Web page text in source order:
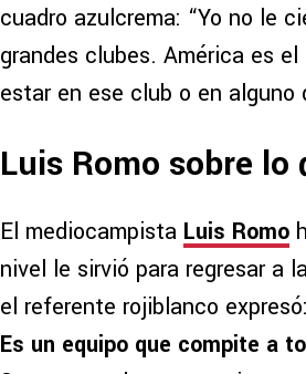
cuadro azulcrema: “Yo no le
grandes clubes. América es
estar en ese club o en
Luis Romo sobre
El mediocampista Luis Romo
nivel le sirvió para regresar a
el referente rojiblanco expresó:
Es un equipo que compite a